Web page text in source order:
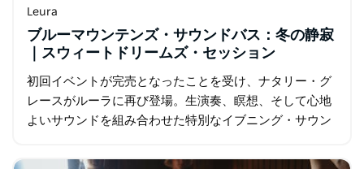
Leura
ブルーマウンテンズ・サウンドバス：冬の静寂
｜スウィートドリームズ・セッション
初回イベントが完売となったことを受け、ナタリー・グ
レースがルーラに再び登場。生演奏、瞑想、そして心地
よいサウンドを組み合わせた特別なイブニング・サウン
あるカルティベート…